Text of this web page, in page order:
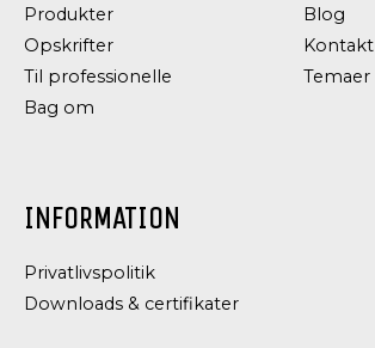
Produkter
Opskrifter
Til professionelle
Bag om
Blog
Kontakt
Temaer
INFORMATION
Privatlivspolitik
Downloads & certifikater